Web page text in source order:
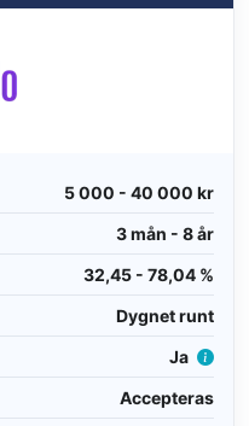
5 000 - 40 000 kr
3 mån - 8 år
32,45 - 78,04 %
Dygnet runt
Ja
Accepteras